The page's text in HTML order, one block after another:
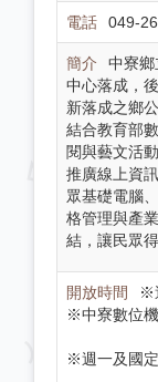
049-
中寮
中心落成，
新落成之鄉
結合教育部
閱與藝文活
推廣線上資
眾基礎電腦
格管理與產
結，讓民眾
※
※中寮數位
週日
※週一及國